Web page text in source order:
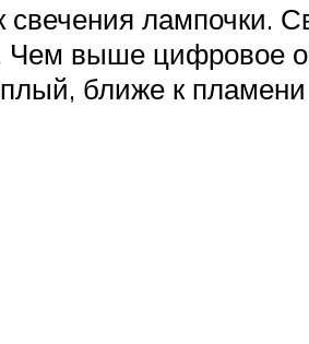
лампочки.
выше цифровое
ближе к